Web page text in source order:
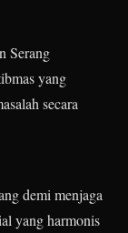
Serang
yang
secara
demi menjaga
yang harmonis